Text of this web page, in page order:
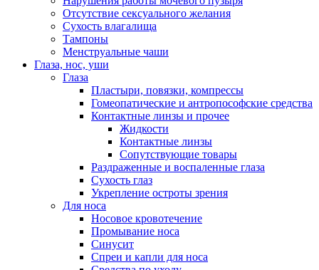
Отсутствие сексуального желания
Сухость влагалища
Тампоны
Менструальные чаши
Глаза, нос, уши
Глаза
Пластыри, повязки, компрессы
Гомеопатические и антропософские средства
Контактные линзы и прочее
Жидкости
Контактные линзы
Сопутствующие товары
Раздраженные и воспаленные глаза
Сухость глаз
Укрепление остроты зрения
Для носа
Носовое кровотечение
Промывание носа
Синусит
Спреи и капли для носа